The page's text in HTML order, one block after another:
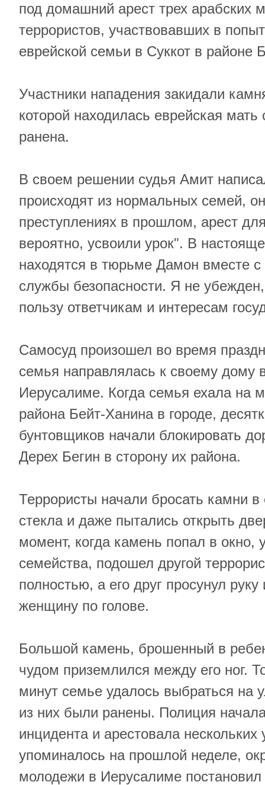
под домашний арест трех арабских
террористов, участвовавших в
еврейской семьи в Суккот в районе
Участники нападения закидали
которой находилась еврейская
ранена.
В своем решении судья Амит
происходят из нормальных семей,
преступлениях в прошлом, арест
вероятно, усвоили урок". В
находятся в тюрьме Дамон вместе
службы безопасности. Я не
пользу ответчикам и интересам
Самосуд произошел во время
семья направлялась к своему дому
Иерусалиме. Когда семья ехала на
района Бейт-Ханина в городе,
бунтовщиков начали блокировать
Дерех Бегин в сторону их района.
Террористы начали бросать камни
стекла и даже пытались открыть
момент, когда камень попал в окно,
семейства, подошел другой
полностью, а его друг просунул
женщину по голове.
Большой камень, брошенный в
чудом приземлился между его ног.
минут семье удалось выбраться на
из них были ранены. Полиция
инцидента и арестовала нескольких
упоминалось на прошлой неделе,
молодежи в Иерусалиме постановил